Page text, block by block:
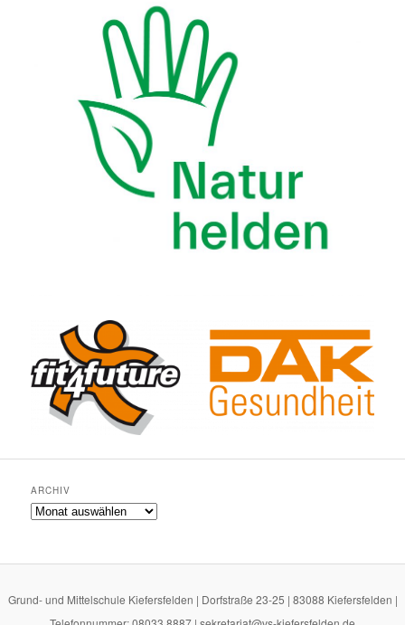
ARCHIV
Archiv
Grund- und Mittelschule Kiefersfelden | Dorfstraße 23-25 | 83088 Kiefersfelden |